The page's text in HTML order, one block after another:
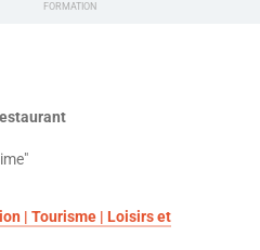
FORMATION
| Tourisme | Loisirs et